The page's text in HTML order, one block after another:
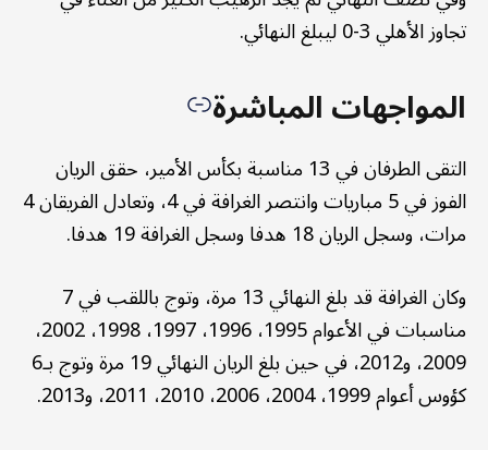
تجاوز الأهلي 3-0 ليبلغ النهائي.
المواجهات المباشرة
التقى الطرفان في 13 مناسبة بكأس الأمير، حقق الريان
الفوز في 5 مباريات وانتصر الغرافة في 4، وتعادل الفريقان 4
مرات، وسجل الريان 18 هدفا وسجل الغرافة 19 هدفا.
وكان الغرافة قد بلغ النهائي 13 مرة، وتوج باللقب في 7
مناسبات في الأعوام 1995، 1996، 1997، 1998، 2002،
2009، و2012، في حين بلغ الريان النهائي 19 مرة وتوج بـ6
كؤوس أعوام 1999، 2004، 2006، 2010، 2011، و2013.